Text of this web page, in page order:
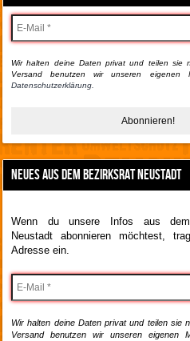
Wir halten deine Daten privat und teilen sie
Versand benutzen wir unseren eigenen
Datenschutzerklärung.
NEUES AUS DEM BEZIRKSRAT NEUSTADT
Wenn du unsere Infos aus dem
Neustadt abonnieren möchtest,
Adresse ein.
Wir halten deine Daten privat und teilen sie
Versand benutzen wir unseren eigenen